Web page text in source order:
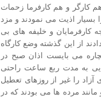
کارگر و هم کارفرما زحمات
اذیت می نمودند و مزد
ناچیزی به آن ها می دادند. کودکان معصوم و حتی زن و مردهای بزرگ زیر دست و پنجه کارفرمایان و ‎خلیفه های بی
از این گذشته وضع کارگاه
می بایست اذان صبح در
به مدت ربع ساعت راحتی
را غیر از روزهای تعطیل
مرده ها می بودند که در